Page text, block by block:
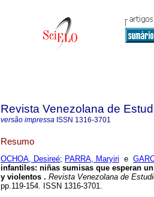
Revista Venezolana de
versão impressa ISSN 1316-3701
Resumo
OCHOA, Desireé; PARRA, Maryiri e
infantiles: niñas sumisas que esperan
y violentos . Revista Venezolana de
pp.119-154. ISSN 1316-3701.